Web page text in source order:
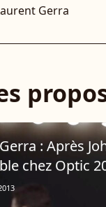
Gerra
: Après
chez Optic